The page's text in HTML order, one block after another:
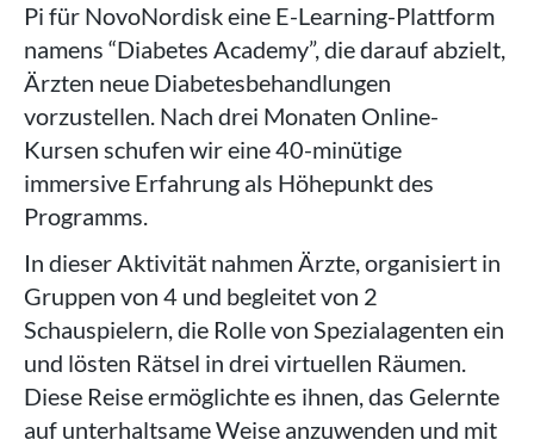
Pi für NovoNordisk eine E-Learning-Plattform
namens “Diabetes Academy”, die darauf abzielt,
Ärzten neue Diabetesbehandlungen
vorzustellen. Nach drei Monaten Online-
Kursen schufen wir eine 40-minütige
immersive Erfahrung als Höhepunkt des
Programms.
In dieser Aktivität nahmen Ärzte, organisiert in
Gruppen von 4 und begleitet von 2
Schauspielern, die Rolle von Spezialagenten ein
und lösten Rätsel in drei virtuellen Räumen.
Diese Reise ermöglichte es ihnen, das Gelernte
auf unterhaltsame Weise anzuwenden und mit